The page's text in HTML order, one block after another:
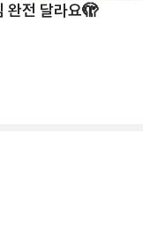
완전 달라요🫣